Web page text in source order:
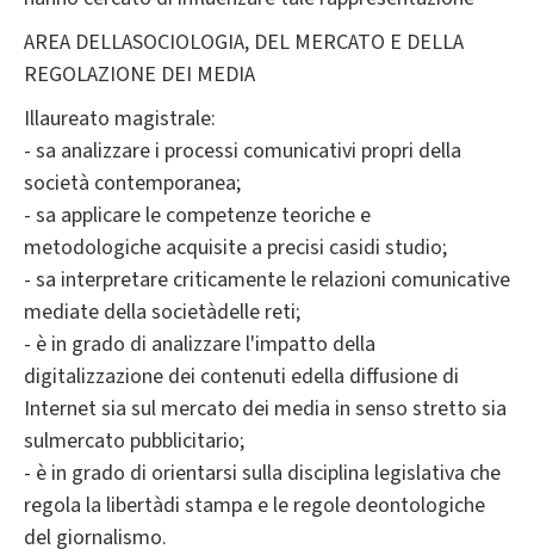
AREA DELLASOCIOLOGIA, DEL MERCATO E DELLA
REGOLAZIONE DEI MEDIA
Illaureato magistrale:
- sa analizzare i processi comunicativi propri della
società contemporanea;
- sa applicare le competenze teoriche e
metodologiche acquisite a precisi casidi studio;
- sa interpretare criticamente le relazioni comunicative
mediate della societàdelle reti;
- è in grado di analizzare l'impatto della
digitalizzazione dei contenuti edella diffusione di
Internet sia sul mercato dei media in senso stretto sia
sulmercato pubblicitario;
- è in grado di orientarsi sulla disciplina legislativa che
regola la libertàdi stampa e le regole deontologiche
del giornalismo.